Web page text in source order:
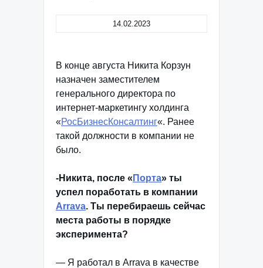
14.02.2023
В конце августа Никита Корзун
назначен заместителем
генерального директора по
интернет-маркетингу холдинга
«РосБизнесКонсалтинг«. Ранее
такой должности в компании не
было.
-Никита, после « Порта» ты
успел поработать в компании
Arrava. Ты перебираешь сейчас
места работы в порядке
эксперимента?
— Я работал в Arrava в качестве